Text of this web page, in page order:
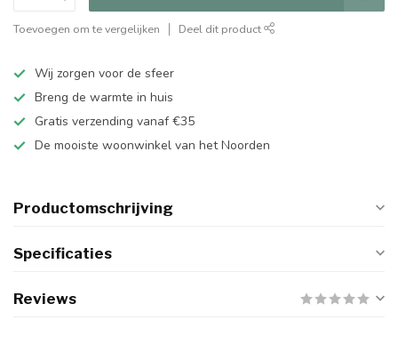
Toevoegen om te vergelijken Deel dit product
Wij zorgen voor de sfeer
Breng de warmte in huis
Gratis verzending vanaf €35
De mooiste woonwinkel van het Noorden
Productomschrijving
Specificaties
Reviews